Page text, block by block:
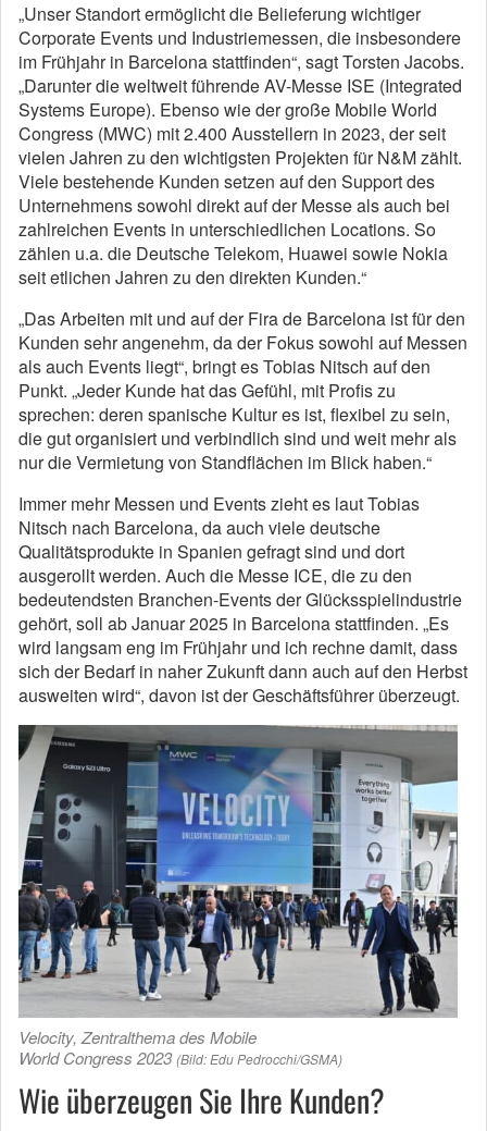
„Unser Standort ermöglicht die Belieferung wichtiger
Corporate Events und Industriemessen, die insbesondere
im Frühjahr in Barcelona stattfinden“, sagt Torsten Jacobs.
„Darunter die weltweit führende AV-Messe ISE (Integrated
Systems Europe). Ebenso wie der große Mobile World
Congress (MWC) mit 2.400 Ausstellern in 2023, der seit
vielen Jahren zu den wichtigsten Projekten für N&M zählt.
Viele bestehende Kunden setzen auf den Support des
Unternehmens sowohl direkt auf der Messe als auch bei
zahlreichen Events in unterschiedlichen Locations. So
zählen u.a. die Deutsche Telekom, Huawei sowie Nokia
seit etlichen Jahren zu den direkten Kunden.“
„Das Arbeiten mit und auf der Fira de Barcelona ist für den
Kunden sehr angenehm, da der Fokus sowohl auf Messen
als auch Events liegt“, bringt es Tobias Nitsch auf den
Punkt. „Jeder Kunde hat das Gefühl, mit Profis zu
sprechen: deren spanische Kultur es ist, flexibel zu sein,
die gut organisiert und verbindlich sind und weit mehr als
nur die Vermietung von Standflächen im Blick haben.“
Immer mehr Messen und Events zieht es laut Tobias
Nitsch nach Barcelona, da auch viele deutsche
Qualitätsprodukte in Spanien gefragt sind und dort
ausgerollt werden. Auch die Messe ICE, die zu den
bedeutendsten Branchen-Events der Glücksspielindustrie
gehört, soll ab Januar 2025 in Barcelona stattfinden. „Es
wird langsam eng im Frühjahr und ich rechne damit, dass
sich der Bedarf in naher Zukunft dann auch auf den Herbst
ausweiten wird“, davon ist der Geschäftsführer überzeugt.
Velocity, Zentralthema des Mobile
World Congress 2023 (Bild: Edu Pedrocchi/GSMA)
Wie überzeugen Sie Ihre Kunden?